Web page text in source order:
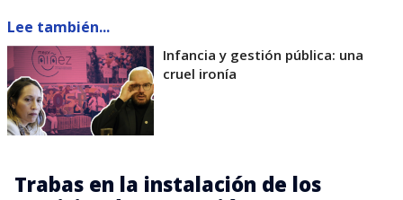
Lee también...
Infancia y gestión pública: una
cruel ironía
Trabas en la instalación de los